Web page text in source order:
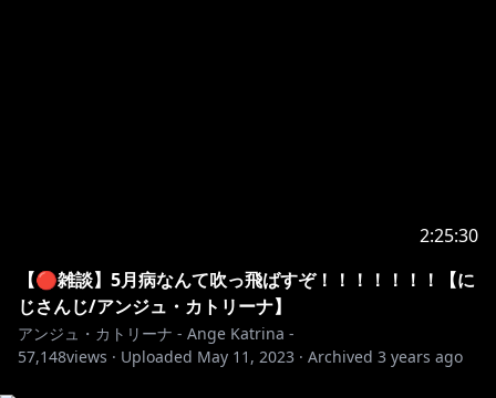
2:25:30
【🔴雑談】5月病なんて吹っ飛ばすぞ！！！！！！！【に
じさんじ/アンジュ・カトリーナ】
アンジュ・カトリーナ - Ange Katrina -
57,148views · Uploaded May 11, 2023 · Archived 3 years ago